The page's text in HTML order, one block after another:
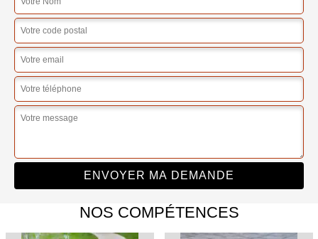
NOS COMPÉTENCES